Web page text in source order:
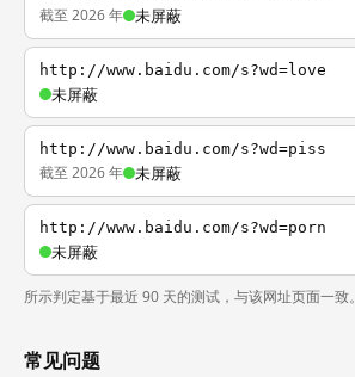
截至 2026 年 未屏蔽
http://www.baidu.com/s?wd=love
未屏蔽
http://www.baidu.com/s?wd=piss
截至 2026 年 未屏蔽
http://www.baidu.com/s?wd=porn
未屏蔽
所示判定基于最近 90 天的测试，与该网址页面一致。
常见问题